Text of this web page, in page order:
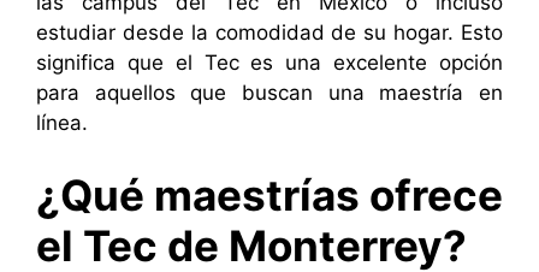
estudiar desde la comodidad de su hogar. Esto
significa que el Tec es una excelente opción
para aquellos que buscan una maestría en
línea.
¿Qué maestrías ofrece
el Tec de Monterrey?